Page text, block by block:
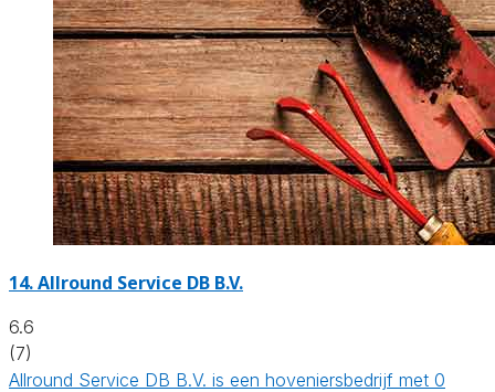
14.Allround Service DB B.V.
6.6
(7)
Allround Service DB B.V. is een hoveniersbedrijf met 0